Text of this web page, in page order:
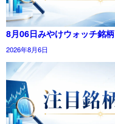
8月06日みやけウォッチ銘柄
2026年8月6日